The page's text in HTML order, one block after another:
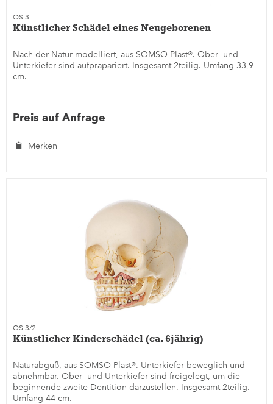
QS 3
Künstlicher Schädel eines Neugeborenen
Nach der Natur modelliert, aus SOMSO-Plast®. Ober- und
Unterkiefer sind aufpräpariert. Insgesamt 2teilig. Umfang 33,9
cm.
Preis auf Anfrage
Merken
QS 3/2
Künstlicher Kinderschädel (ca. 6jährig)
Naturabguß, aus SOMSO-Plast®. Unterkiefer beweglich und
abnehmbar. Ober- und Unterkiefer sind freigelegt, um die
beginnende zweite Dentition darzustellen. Insgesamt 2teilig.
Umfang 44 cm.